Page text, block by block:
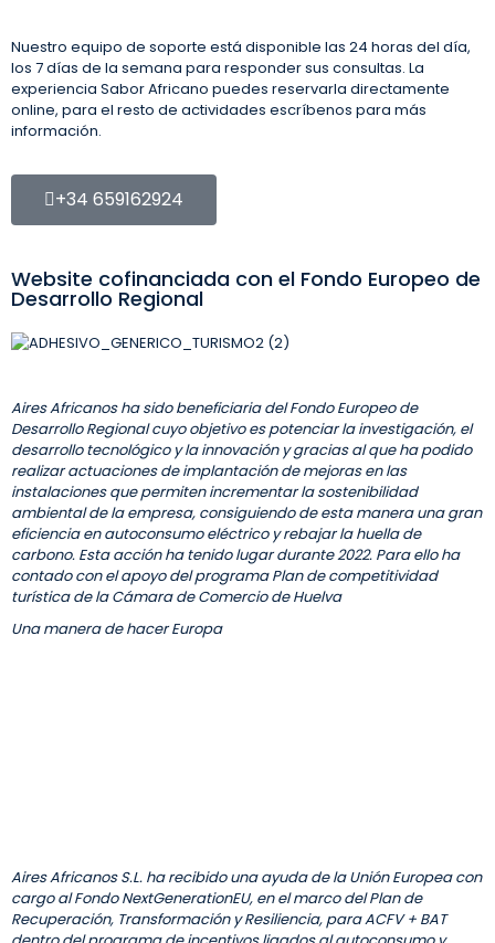
Nuestro equipo de soporte está disponible las 24 horas del día,
los 7 días de la semana para responder sus consultas. La
experiencia Sabor Africano puedes reservarla directamente
online, para el resto de actividades escríbenos para más
información.
+34 659162924
Website cofinanciada con el Fondo Europeo de
Desarrollo Regional
Aires Africanos ha sido beneficiaria del Fondo Europeo de
Desarrollo Regional cuyo objetivo es potenciar la investigación, el
desarrollo tecnológico y la innovación y gracias al que ha podido
realizar actuaciones de implantación de mejoras en las
instalaciones que permiten incrementar la sostenibilidad
ambiental de la empresa, consiguiendo de esta manera una gran
eficiencia en autoconsumo eléctrico y rebajar la huella de
carbono. Esta acción ha tenido lugar durante 2022. Para ello ha
contado con el apoyo del programa Plan de competitividad
turística de la Cámara de Comercio de Huelva
Una manera de hacer Europa
Aires Africanos S.L. ha recibido una ayuda de la Unión Europea con
cargo al Fondo NextGenerationEU, en el marco del Plan de
Recuperación, Transformación y Resiliencia, para ACFV + BAT